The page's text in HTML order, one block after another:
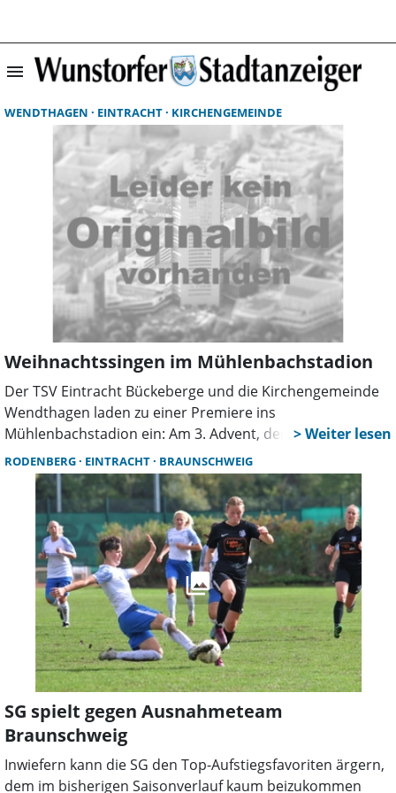
menu
WENDTHAGEN EINTRACHT KIRCHENGEMEINDE
Weihnachtssingen im Mühlenbachstadion
Der TSV Eintracht Bückeberge und die Kirchengemeinde
Wendthagen laden zu einer Premiere ins
Mühlenbachstadion ein: Am 3. Advent, dem 14.
Dezember, veranstalten hier der TSV und die
Kirchengemeinde von 16 Uhr bis 18 Uhr ein großes Open-
Air-Weihnachtssingen.
RODENBERG EINTRACHT BRAUNSCHWEIG
SG spielt gegen Ausnahmeteam
Braunschweig
Inwiefern kann die SG den Top-Aufstiegsfavoriten ärgern,
dem im bisherigen Saisonverlauf kaum beizukommen